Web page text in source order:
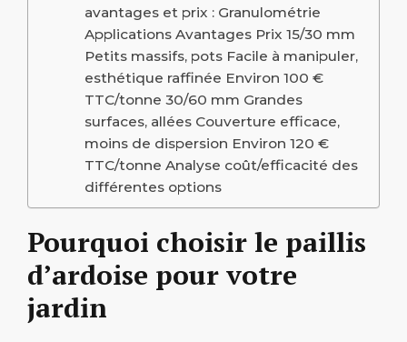
avantages et prix : Granulométrie
Applications Avantages Prix 15/30 mm
Petits massifs, pots Facile à manipuler,
esthétique raffinée Environ 100 €
TTC/tonne 30/60 mm Grandes
surfaces, allées Couverture efficace,
moins de dispersion Environ 120 €
TTC/tonne Analyse coût/efficacité des
différentes options
Pourquoi choisir le paillis
d’ardoise pour votre
jardin